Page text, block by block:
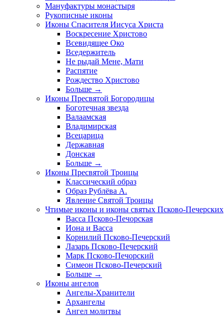
Мануфактуры монастыря
Рукописные иконы
Иконы Спасителя Иисуса Христа
Воскресение Христово
Всевидящее Око
Вседержитель
Не рыдай Мене, Мати
Распятие
Рождество Христово
Больше →
Иконы Пресвятой Богородицы
Боготечная звезда
Валаамская
Владимирская
Всецарица
Державная
Донская
Больше →
Иконы Пресвятой Троицы
Классический образ
Образ Рублёва А.
Явление Святой Троицы
Чтимые иконы и иконы святых Псково-Печерских
Васса Псково-Печорская
Иона и Васса
Корнилий Псково-Печерский
Лазарь Псково-Печерский
Марк Псково-Печорский
Симеон Псково-Печерский
Больше →
Иконы ангелов
Ангелы-Хранители
Архангелы
Ангел молитвы